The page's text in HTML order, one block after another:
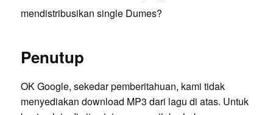
mendistribusikan single Dumes?
Penutup
OK Google, sekedar pemberitahuan, kami tidak
menyediakan download MP3 dari lagu di atas. Untuk